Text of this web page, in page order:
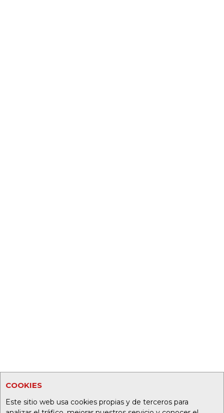
COOKIES
Este sitio web usa cookies propias y de terceros para